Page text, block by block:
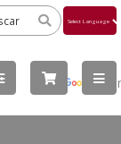
by